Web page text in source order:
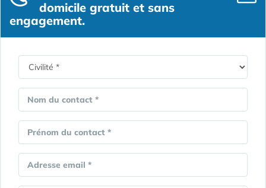
domicile gratuit et sans
engagement.
Nom du contact *
Prénom du contact *
Adresse email *